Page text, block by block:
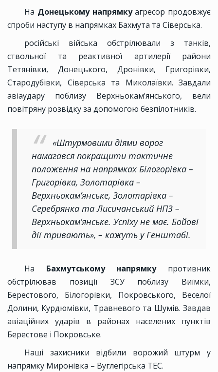
На Донецькому напрямкуагресор продовжує
спроби наступу в напрямках Бахмута та Сіверська.
російські війська обстрілювали з танків,
ствольної та реактивної артилерії райони
Тетянівки, Донецького, Дронівки, Григорівки,
Стародубівки, Сіверська та Миколаївки. Завдали
авіаудару поблизу Верхньокам’янського, вели
повітряну розвідку за допомогою безпілотників.
«Штурмовими діями ворог
намагався покращити тактичне
положення на напрямках Білогорівка –
Григорівка, Золотарівка –
Верхньокам’янське, Золотарівка –
Серебрянка та Лисичанський НПЗ –
Верхньокам’янське. Успіху не має. Бойові
дії тривають», – кажуть у Генштабі.
На Бахмутському напрямкупротивник
обстрілював позиції ЗСУ поблизу Виїмки,
Берестового, Білогорівки, Покровського, Веселої
Долини, Курдюмівки, Травневого та Шумів. Завдав
авіаційних ударів в районах населених пунктів
Берестове і Покровське.
Наші захисники відбили ворожий штурм у
напрямку Миронівка – Вуглегірська ТЕС.